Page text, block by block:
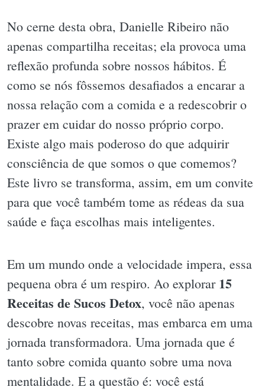
No cerne desta obra, Danielle Ribeiro não
apenas compartilha receitas; ela provoca uma
reflexão profunda sobre nossos hábitos. É
como se nós fôssemos desafiados a encarar a
nossa relação com a comida e a redescobrir o
prazer em cuidar do nosso próprio corpo.
Existe algo mais poderoso do que adquirir
consciência de que somos o que comemos?
Este livro se transforma, assim, em um convite
para que você também tome as rédeas da sua
saúde e faça escolhas mais inteligentes.
Em um mundo onde a velocidade impera, essa
pequena obra é um respiro. Ao explorar 15
Receitas de Sucos Detox, você não apenas
descobre novas receitas, mas embarca em uma
jornada transformadora. Uma jornada que é
tanto sobre comida quanto sobre uma nova
mentalidade. E a questão é: você está